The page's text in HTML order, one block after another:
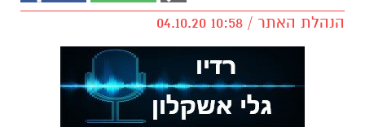
הנהלת האתר / 10:58 04.10.20